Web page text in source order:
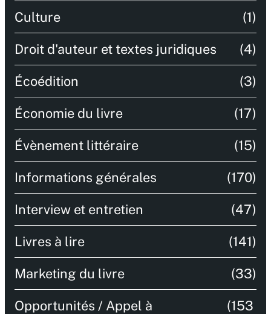
Culture (1)
Droit d'auteur et textes juridiques (4)
Écoédition (3)
Économie du livre (17)
Évènement littéraire (15)
Informations générales (170)
Interview et entretien (47)
Livres à lire (141)
Marketing du livre (33)
Opportunités / Appel à
(153